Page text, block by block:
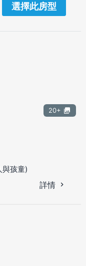
選擇此房型
20+
與孩童)
詳情